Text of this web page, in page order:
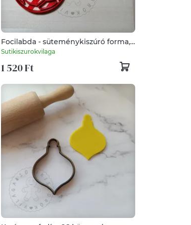
Focilabda - süteménykiszúró forma,
sütipecsét. Linzer, mézeskalács,
keksz kiszúró
Sutikiszurokvilaga
1 520 Ft